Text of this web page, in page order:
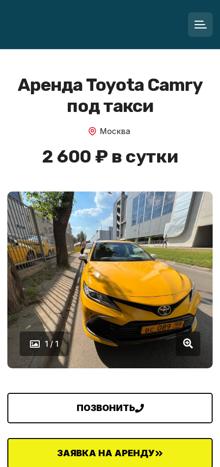
Аренда Toyota Camry
под такси
Москва
2 600 ₽ в сутки
1 / 1
ПОЗВОНИТЬ
ЗАЯВКА НА АРЕНДУ